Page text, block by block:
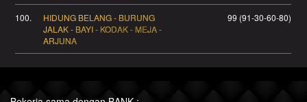
100.
HIDUNG BELANG - BURUNG
JALAK - BAYI - KODAK - MEJA -
ARJUNA
99 (91-30-60-80)